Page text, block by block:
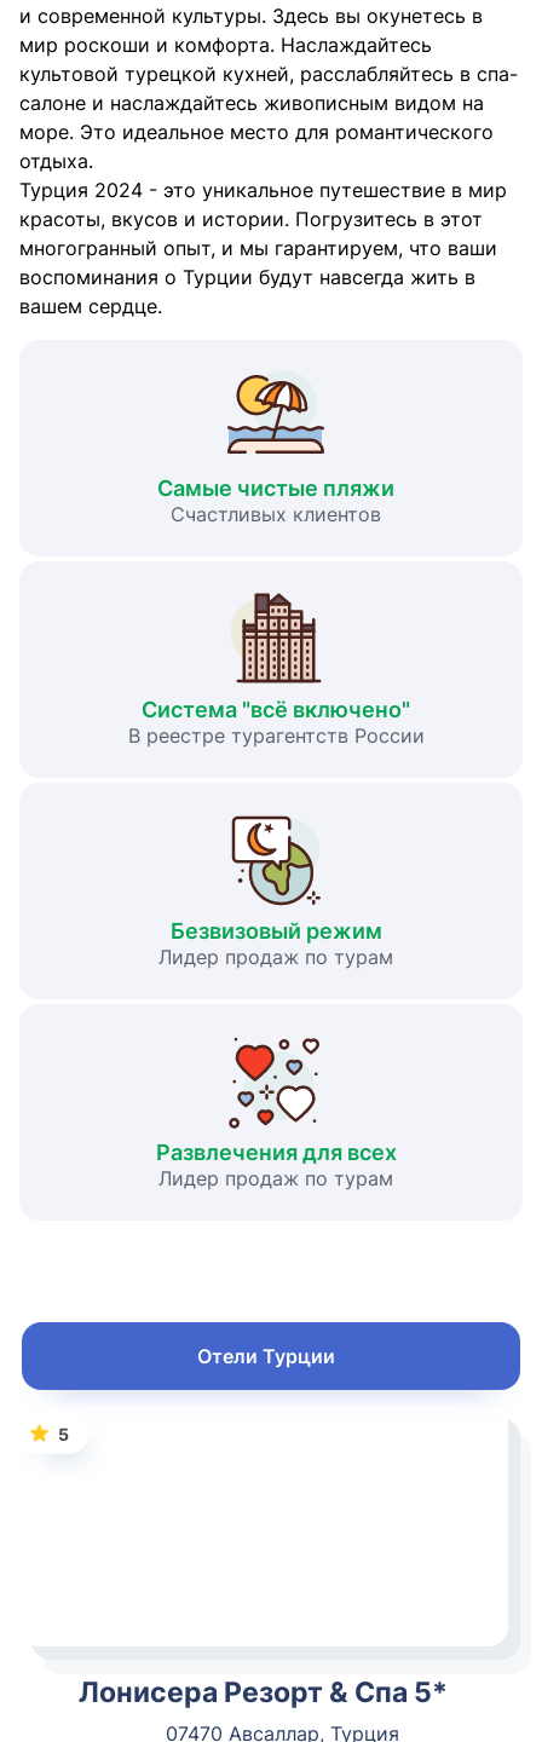
и современной культуры. Здесь вы окунетесь в
мир роскоши и комфорта. Наслаждайтесь
культовой турецкой кухней, расслабляйтесь в спа-
салоне и наслаждайтесь живописным видом на
море. Это идеальное место для романтического
отдыха.
Турция 2024 - это уникальное путешествие в мир
красоты, вкусов и истории. Погрузитесь в этот
многогранный опыт, и мы гарантируем, что ваши
воспоминания о Турции будут навсегда жить в
вашем сердце.
Самые чистые пляжи
Счастливых клиентов
Система "всё включено"
В реестре турагентств России
Безвизовый режим
Лидер продаж по турам
Развлечения для всех
Лидер продаж по турам
Отели Турции
5
Лонисера Резорт & Спа 5*
07470 Авсаллар, Турция